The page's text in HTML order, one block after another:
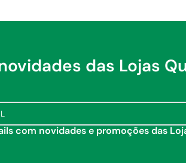
das Lojas
com novidades e promoções das